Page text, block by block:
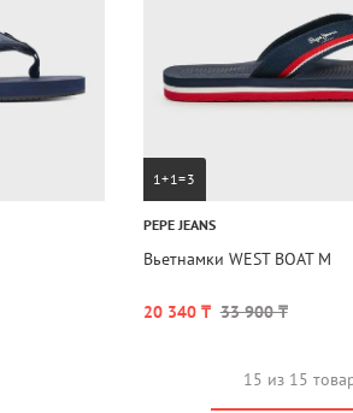
1+1=3
PEPE JEANS
Вьетнамки WEST BOAT M
20 340 ₸ 33 900 ₸
15 из 15